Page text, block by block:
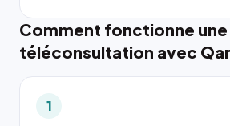
Comment fonctionne une
téléconsultation avec
1